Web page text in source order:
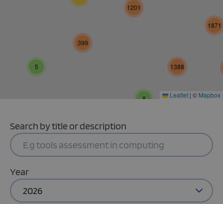
8
1388
5
1201
399
1871
Leaflet | © Mapbox
Search by title or description
Year
2026